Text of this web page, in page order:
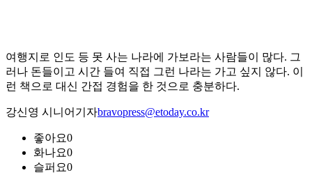
여행지로 인도 등 못 사는 나라에 가보라는 사람들이 많다. 그
러나 돈들이고 시간 들여 직접 그런 나라는 가고 싶지 않다. 이
런 책으로 대신 간접 경험을 한 것으로 충분하다.
강신영 시니어기자bravopress@etoday.co.kr
좋아요0
화나요0
슬퍼요0